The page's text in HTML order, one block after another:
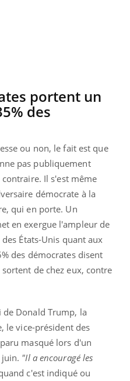
portent un
des
ou non, le fait est que
pas publiquement
Il s'est même
démocrate à la
qui en porte. Un
en exergue l'ampleur de
États-Unis quant aux
des démocrates disent
de chez eux, contre
Donald Trump, la
le vice-président des
masqué lors d'un
juin. "Il a encouragé les
c'est indiqué ou